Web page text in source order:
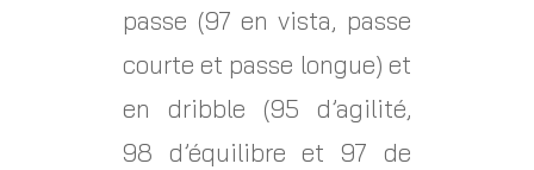
passe (97 en vista, passe
courte et passe longue) et
en dribble (95 d’agilité,
98 d’équilibre et 97 de